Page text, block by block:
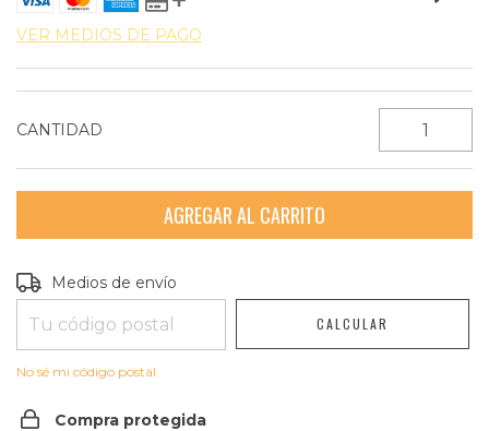
VER MEDIOS DE PAGO
CANTIDAD
Entregas para el CP:
Medios de envío
CALCULAR
No sé mi código postal
Compra protegida